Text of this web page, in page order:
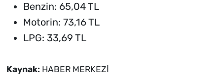
Benzin: 65,04 TL
Motorin: 73,16 TL
LPG: 33,69 TL
Kaynak: HABER MERKEZİ